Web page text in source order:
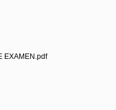
EXAMEN.pdf